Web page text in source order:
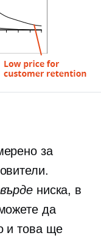
за
ниска, в
да
и това ще